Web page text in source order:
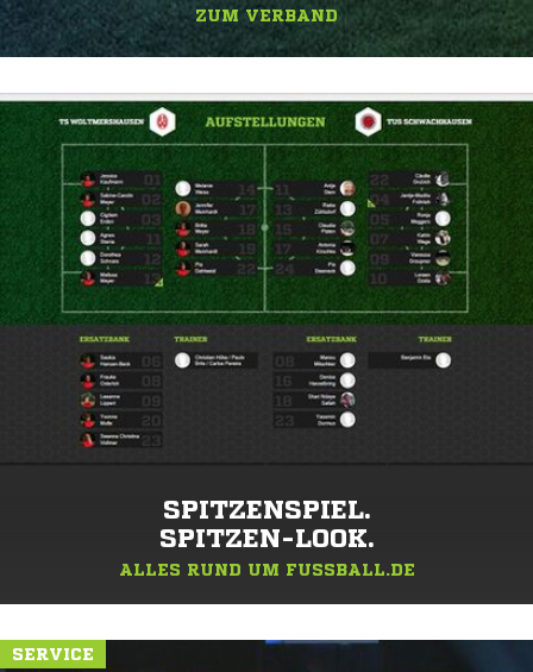
ZUM VERBAND
SPITZENSPIEL.
SPITZEN-LOOK.
ALLES RUND UM FUSSBALL.DE
SERVICE